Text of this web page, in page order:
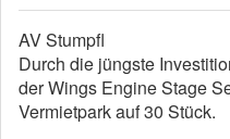
AV Stumpfl
Durch die jüngste
der Wings Engine Stage
Vermietpark auf 30 Stück.